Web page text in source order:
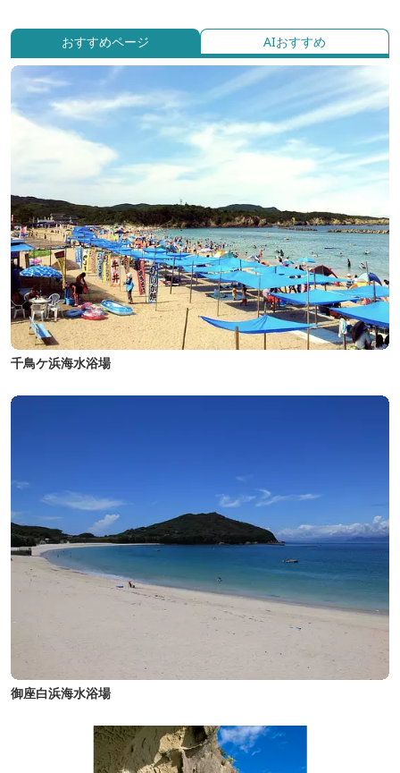
おすすめページ AIおすすめ
千鳥ケ浜海水浴場
御座白浜海水浴場